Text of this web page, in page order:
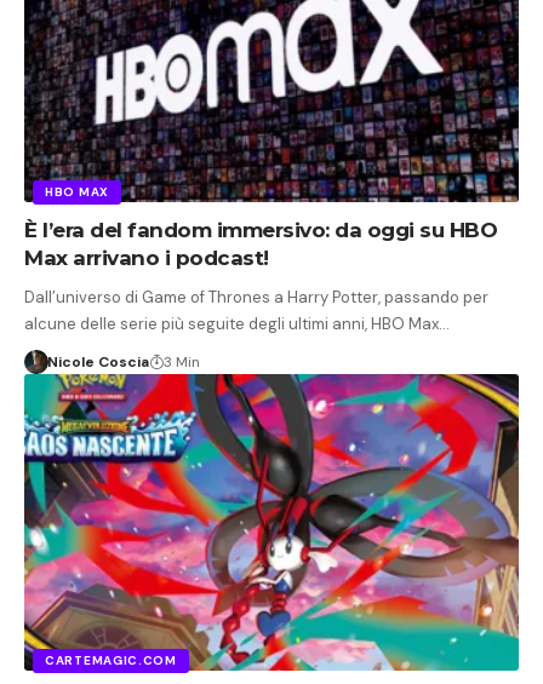
HBO MAX
È l’era del fandom immersivo: da oggi su HBO
Max arrivano i podcast!
Dall’universo di Game of Thrones a Harry Potter, passando per
alcune delle serie più seguite degli ultimi anni, HBO Max…
Nicole Coscia 3 Min
CARTEMAGIC.COM